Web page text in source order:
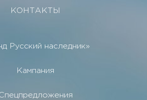
КОНТАКТЫ
Русский наследник»
Кампания